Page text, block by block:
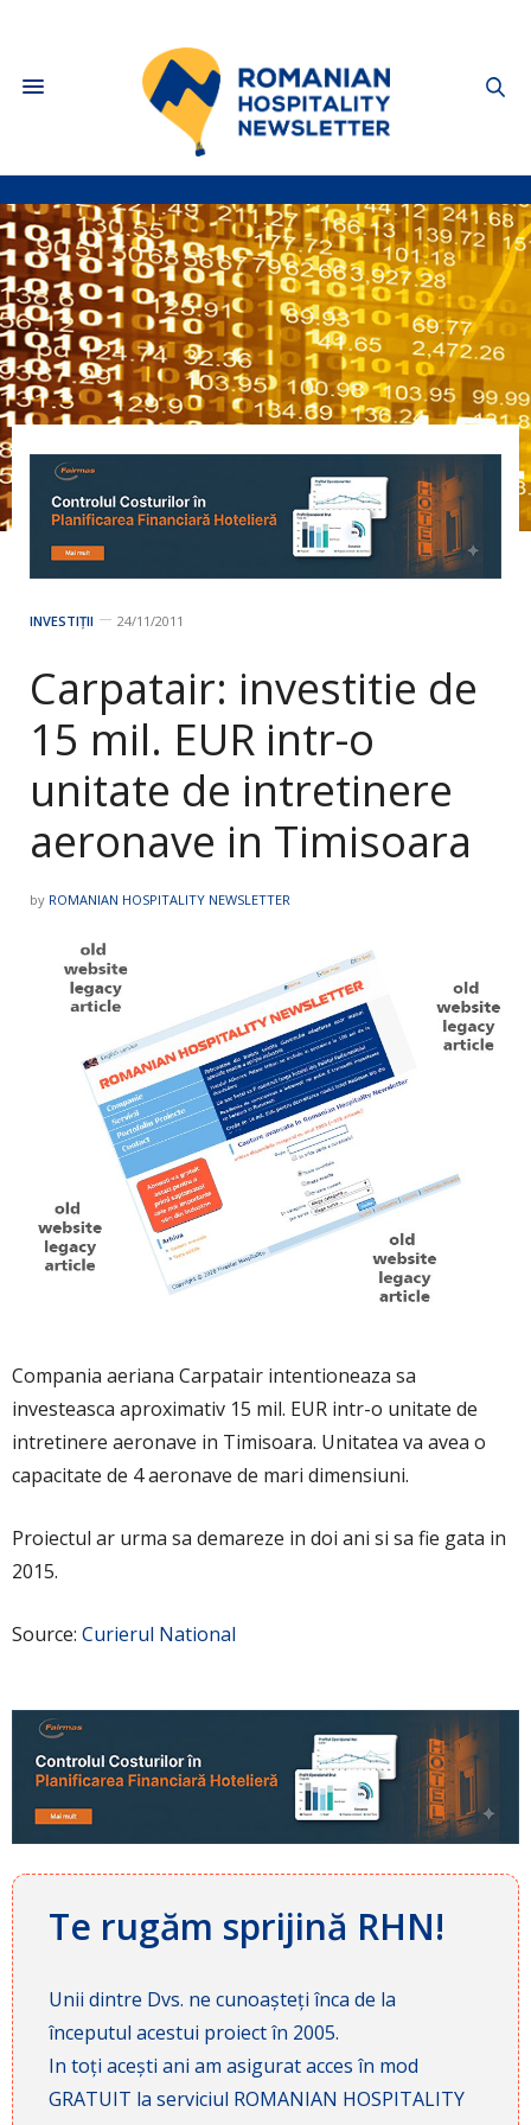
INVESTIȚII 24/11/2011
Carpatair: investitie de
15 mil. EUR intr-o
unitate de intretinere
aeronave in Timisoara
by ROMANIAN HOSPITALITY NEWSLETTER
Compania aeriana Carpatair intentioneaza sa
investeasca aproximativ 15 mil. EUR intr-o unitate de
intretinere aeronave in Timisoara. Unitatea va avea o
capacitate de 4 aeronave de mari dimensiuni.
Proiectul ar urma sa demareze in doi ani si sa fie gata in
2015.
Source: Curierul National
Te rugăm sprijină RHN!
Unii dintre Dvs. ne cunoașteți înca de la
începutul acestui proiect în 2005.
In toți acești ani am asigurat acces în mod
GRATUIT la serviciul ROMANIAN HOSPITALITY